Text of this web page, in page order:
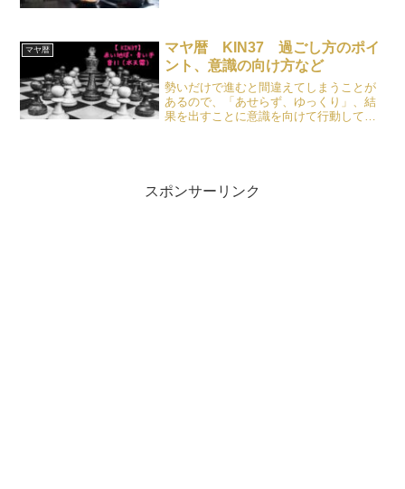
マヤ暦
マヤ暦 KIN37 過ごし方のポイ
ント、意識の向け方など
勢いだけで進むと間違えてしまうことが
あるので、「あせらず、ゆっくり」、結
果を出すことに意識を向けて行動してみ
スポンサーリンク